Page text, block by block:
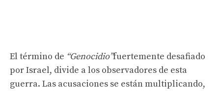
El término de “Genocidio”fuertemente desafiado
por Israel, divide a los observadores de esta
guerra. Las acusaciones se están multiplicando,